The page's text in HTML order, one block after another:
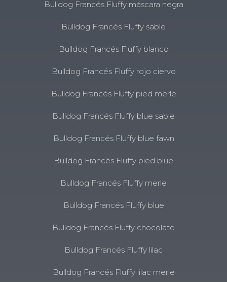
Bulldog Francés Fluffy máscara negra
Bulldog Francés Fluffy sable
Bulldog Francés Fluffy blanco
Bulldog Francés Fluffy rojo ciervo
Bulldog Francés Fluffy pied merle
Bulldog Francés Fluffy blue sable
Bulldog Francés Fluffy blue fawn
Bulldog Francés Fluffy pied blue
Bulldog Francés Fluffy merle
Bulldog Francés Fluffy blue
Bulldog Francés Fluffy chocolate
Bulldog Francés Fluffy lilac
Bulldog Francés Fluffy lilac merle